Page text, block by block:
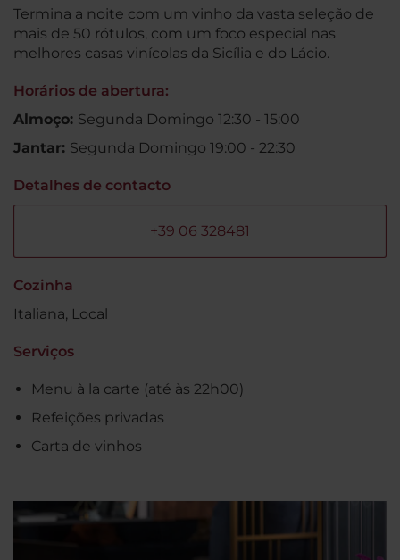
Termina a noite com um vinho da vasta seleção de
mais de 50 rótulos, com um foco especial nas
melhores casas vinícolas da Sicília e do Lácio.
Horários de abertura:
Almoço: Segunda Domingo 12:30 - 15:00
Jantar: Segunda Domingo 19:00 - 22:30
Detalhes de contacto
+39 06 328481
Cozinha
Italiana, Local
Serviços
Menu à la carte (até às 22h00)
Refeições privadas
Carta de vinhos